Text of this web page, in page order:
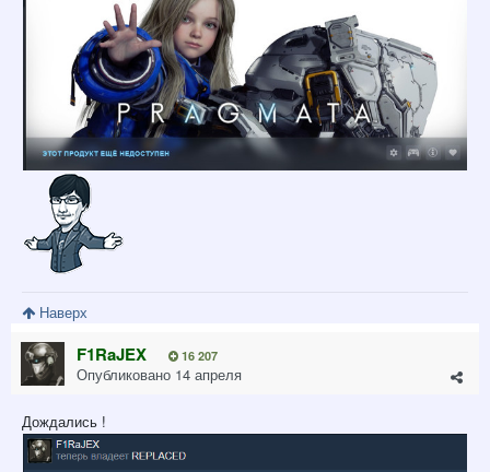
Наверх
F1RaJEX 16 207
Опубликовано 14 апреля
Дождались !